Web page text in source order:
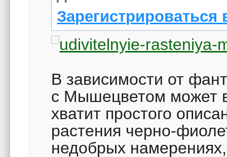
Зарегистрироваться
В зависимости от
с Мышецветом может
хватит простого
растения черно-
недобрых